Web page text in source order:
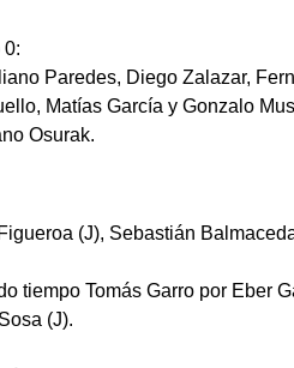
Paredes, Diego Zalazar,
Matías García y Gonzalo
Osurak.
(J), Sebastián
tiempo Tomás Garro por Eber
(J).